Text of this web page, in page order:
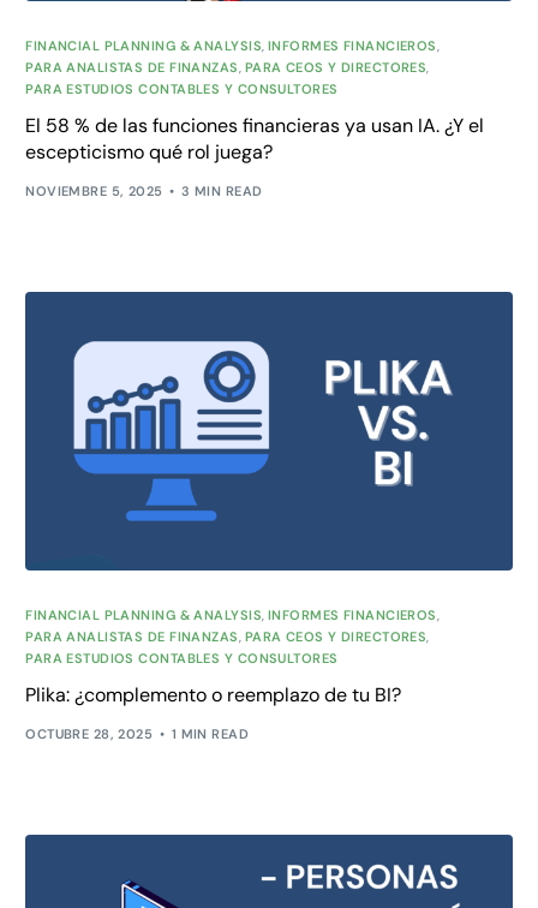
FINANCIAL PLANNING & ANALYSIS, INFORMES FINANCIEROS,
PARA ANALISTAS DE FINANZAS, PARA CEOS Y DIRECTORES,
PARA ESTUDIOS CONTABLES Y CONSULTORES
El 58 % de las funciones financieras ya usan IA. ¿Y el
escepticismo qué rol juega?
NOVIEMBRE 5, 2025 3 MIN READ
FINANCIAL PLANNING & ANALYSIS INFORMES FINANCIEROS
PARA ANALISTAS DE FINANZAS PARA CEOS Y DIRECTORES
PARA ESTUDIOS CONTABLES Y CONSULTORES
Plika: ¿complemento o reemplazo de tu BI?
OCTUBRE 28, 2025 1 MIN READ